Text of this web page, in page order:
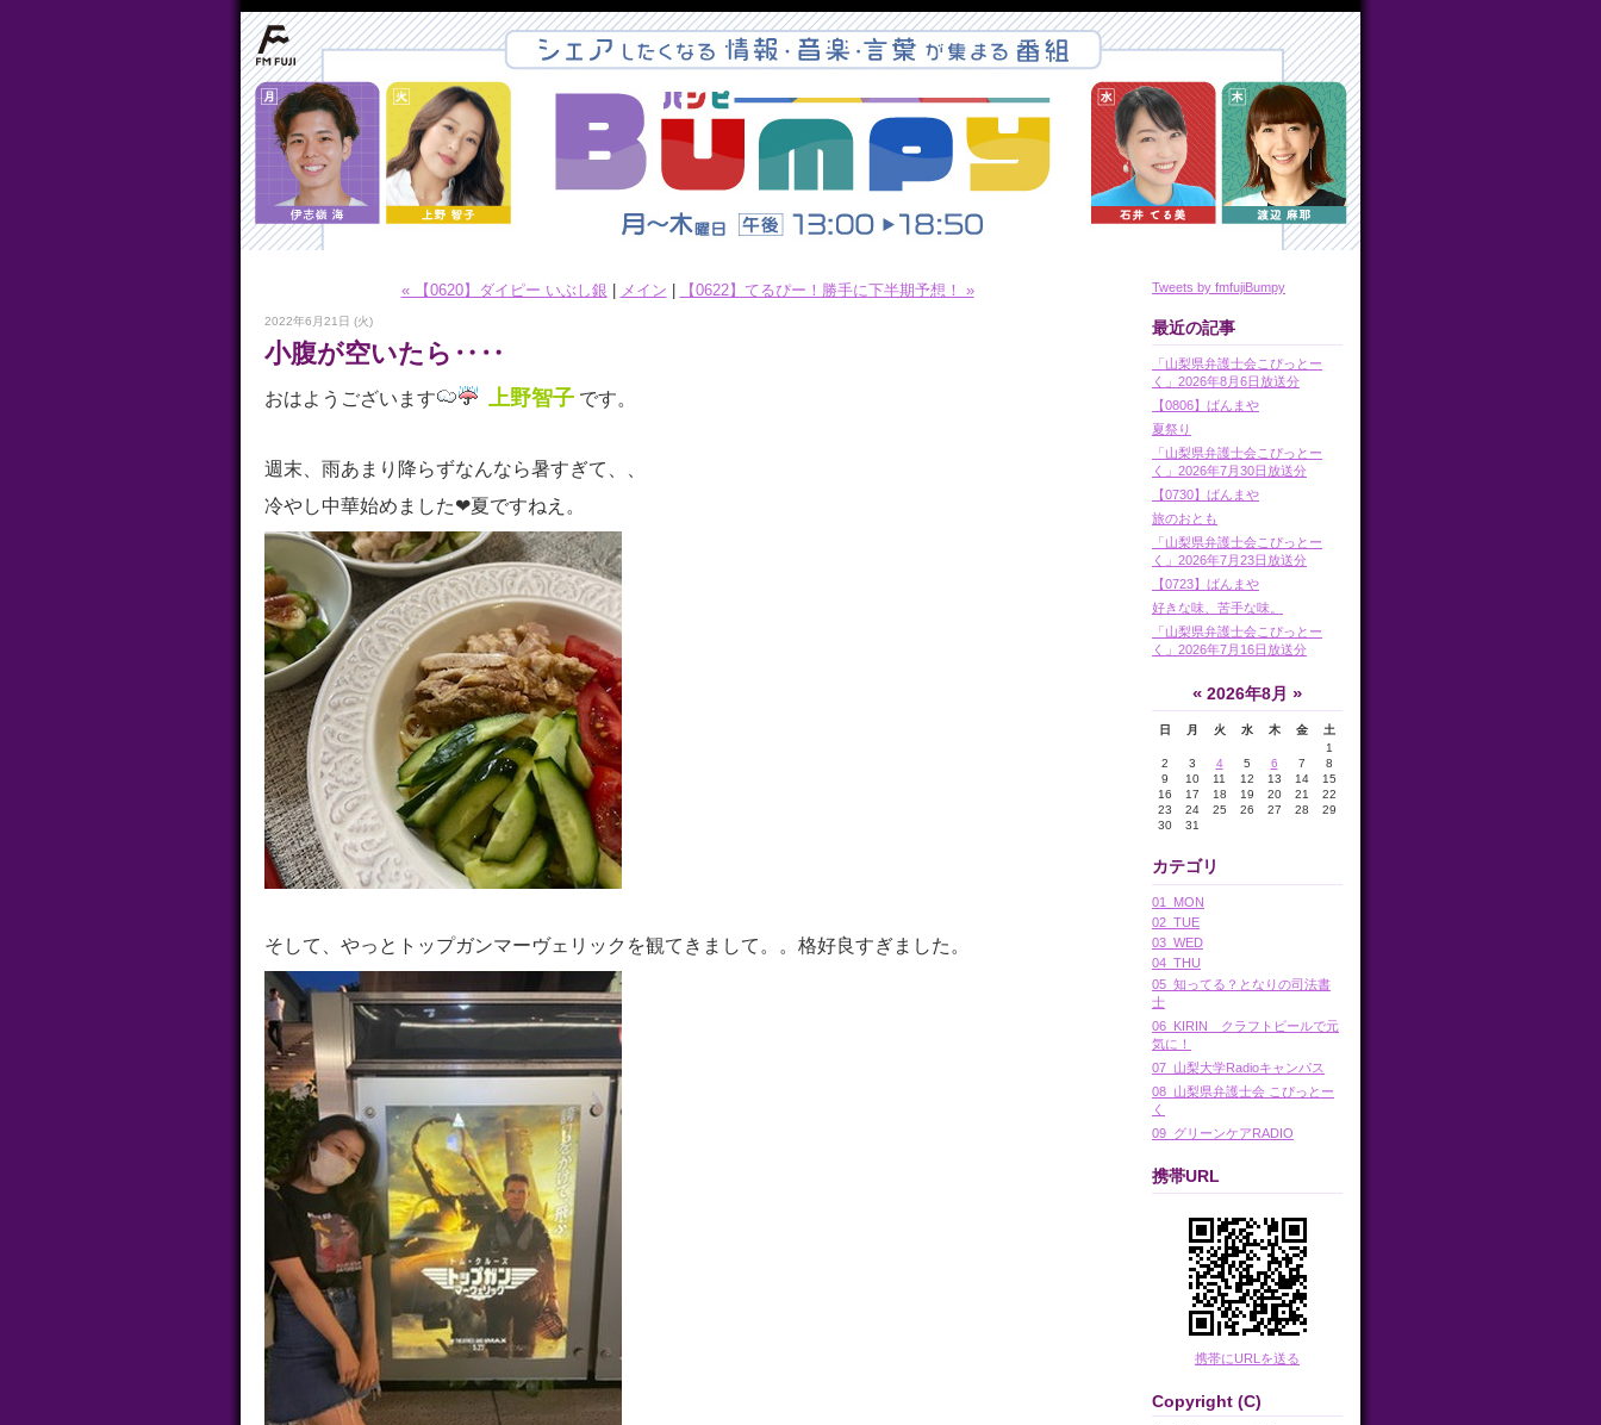
« 【0620】ダイピー いぶし銀 メイン 【0622】てるぴー！勝手に下半期予想！ »
2022年6月21日 (火)
小腹が空いたら‥‥
おはようございます 上野智子 です。
週末、雨あまり降らずなんなら暑すぎて、、
冷やし中華始めました❤︎夏ですねえ。
そして、やっとトップガンマーヴェリックを観てきまして。。格好良すぎました。
Tweets by fmfujiBumpy
最近の記事
「山梨県弁護士会こぴっとー
く」2026年8月6日放送分
【0806】ばんまや
夏祭り
「山梨県弁護士会こぴっとー
く」2026年7月30日放送分
【0730】ばんまや
旅のおとも
「山梨県弁護士会こぴっとー
く」2026年7月23日放送分
【0723】ばんまや
好きな味、苦手な味。
「山梨県弁護士会こぴっとー
く」2026年7月16日放送分
« 2026年8月 »
日 月 火 水 木 金
土
1
2
3 4 5 6 7
8
9
10 11 12 13 14
15
16
17 18 19 20 21
22
23
24 25 26 27 28
29
30
31
カテゴリ
01_MON
02_TUE
03_WED
04_THU
05_知ってる？となりの司法書
士
06_KIRIN クラフトビールで元
気に！
07_山梨大学Radioキャンパス
08_山梨県弁護士会 こぴっとー
く
09_グリーンケアRADIO
携帯URL
携帯にURLを送る
Copyright (C)